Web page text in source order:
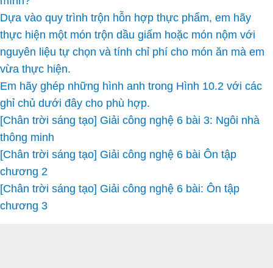
Dựa vào quy trình trộn hỗn hợp thực phẩm, em hãy
thực hiện một món trộn dầu giấm hoặc món nộm với
nguyên liệu tự chọn và tính chỉ phí cho món ăn mà em
vừa thực hiện.
Em hãy ghép những hình anh trong Hình 10.2 với các
ghỉ chủ dưới đây cho phù hợp.
[Chân trời sáng tạo] Giải công nghệ 6 bài 3: Ngôi nhà
thông minh
[Chân trời sáng tạo] Giải công nghệ 6 bài Ôn tập
chương 2
[Chân trời sáng tạo] Giải công nghệ 6 bài: Ôn tập
chương 3